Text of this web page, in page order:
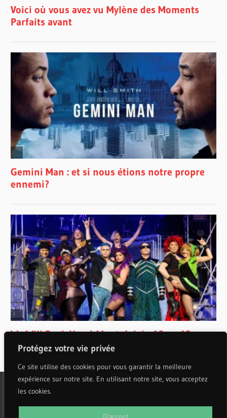
Protégez votre vie privée
Ce site utilise des cookies pour vous garantir la meilleure
expérience sur notre site. En utilisant notre site, vous acceptez
les cookies.
WordPress Theme: Wellington by ThemeZee.